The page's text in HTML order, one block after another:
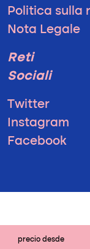
precio desde
Politica sulla
Nota Legale
Reti
Sociali
Twitter
Instagram
Facebook